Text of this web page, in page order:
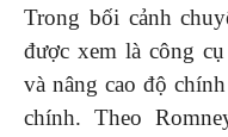
Trong bối cảnh
được xem là công
và nâng cao độ
chính. Theo